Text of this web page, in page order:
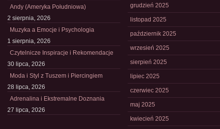
Andy (Ameryka Południowa)
2 sierpnia, 2026
Muzyka a Emocje i Psychologia
1 sierpnia, 2026
Czytelnicze Inspiracje i Rekomendacje
30 lipca, 2026
Moda i Styl z Tuszem i Piercingiem
28 lipca, 2026
Adrenalina i Ekstremalne Doznania
27 lipca, 2026
grudzień 2025
listopad 2025
październik 2025
wrzesień 2025
sierpień 2025
lipiec 2025
czerwiec 2025
maj 2025
kwiecień 2025